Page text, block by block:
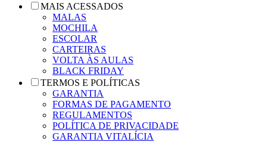
MAIS ACESSADOS
MALAS
MOCHILA
ESCOLAR
CARTEIRAS
VOLTA ÀS AULAS
BLACK FRIDAY
TERMOS E POLÍTICAS
GARANTIA
FORMAS DE PAGAMENTO
REGULAMENTOS
POLÍTICA DE PRIVACIDADE
GARANTIA VITALÍCIA